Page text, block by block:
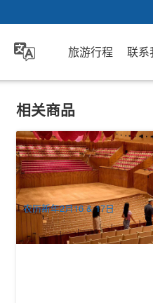
旅游行程 联系
相关商品
华人春节 | 悉尼歌剧院 音乐
分钟门票 Lunar New Year
Discovery Walk (自助参观)
488 已预订
AUD $35.00
农历新年2月16 & 17日